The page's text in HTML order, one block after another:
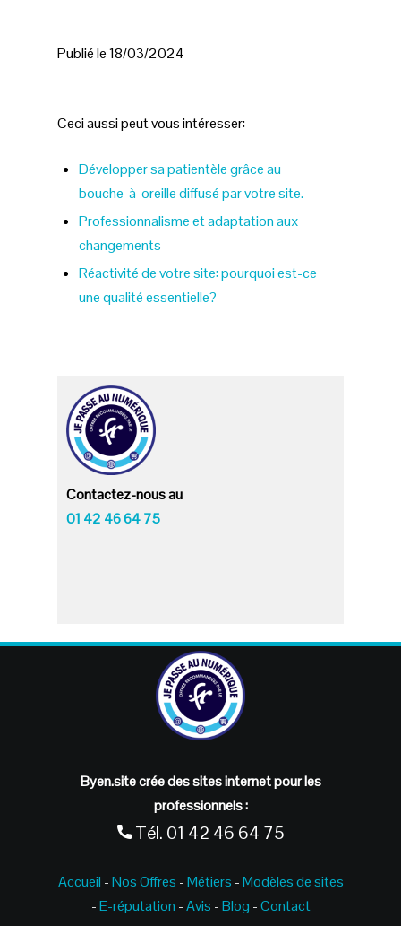
Publié le 18/03/2024
Ceci aussi peut vous intéresser:
Développer sa patientèle grâce au
bouche-à-oreille diffusé par votre site.
Professionnalisme et adaptation aux
changements
Réactivité de votre site: pourquoi est-ce
une qualité essentielle?
Contactez-nous au
01 42 46 64 75
Byen.site crée des sites internet pour les
professionnels :
Tél. 01 42 46 64 75
Accueil -Nos Offres -Métiers -Modèles de sites
-E-réputation -Avis -Blog -Contact